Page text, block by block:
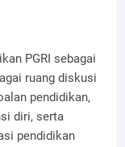
PGRI sebagai
ruang diskusi
pendidikan,
diri, serta
pendidikan